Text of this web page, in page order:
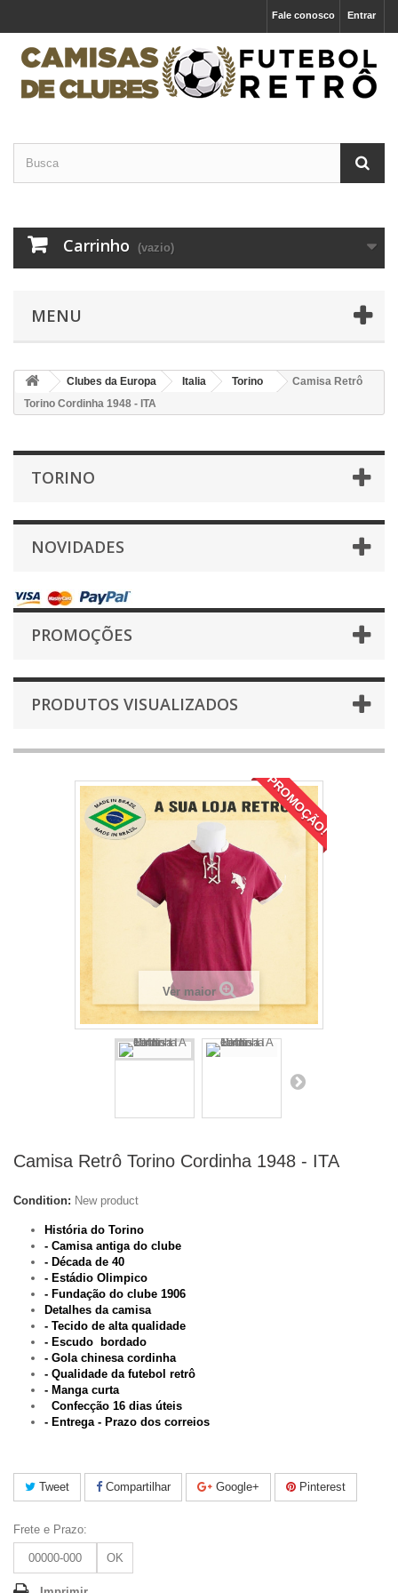
Entrar
Fale conosco
Carrinho (vazio)
MENU
Clubes da Europa Italia Torino
Camisa Retrô
Torino Cordinha 1948 - ITA
TORINO
NOVIDADES
PROMOÇÕES
PRODUTOS VISUALIZADOS
PROMOÇÃO!
Ver maior
Camisa Retrô Torino Cordinha 1948 - ITA
Condition: New product
História do Torino
- Camisa antiga do clube
- Década de 40
- Estádio Olimpico
- Fundação do clube 1906
Detalhes da camisa
- Tecido de alta qualidade
- Escudo bordado
- Gola chinesa cordinha
- Qualidade da futebol retrô
- Manga curta
Confecção 16 dias úteis
- Entrega - Prazo dos correios
Tweet Compartilhar Google+ Pinterest
Frete e Prazo:
OK